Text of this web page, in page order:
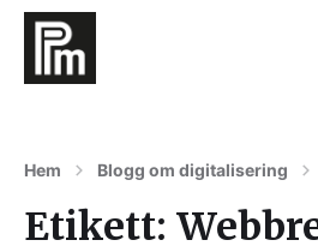
Hem Blogg om digitalisering
Etikett: